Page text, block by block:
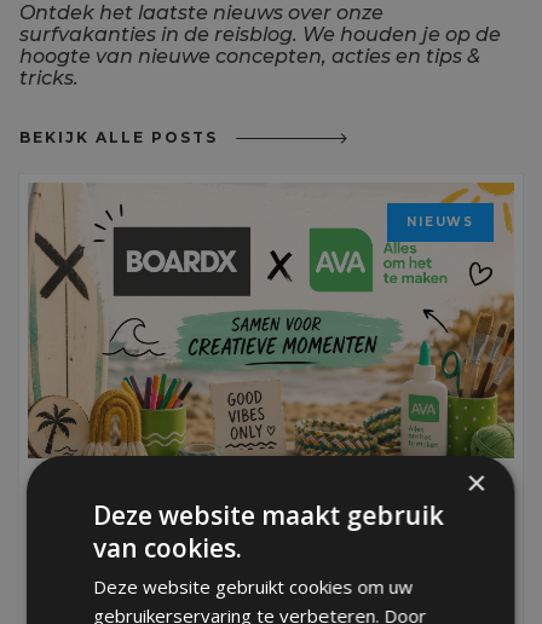
Ontdek het laatste nieuws over onze
surfvakanties in de reisblog. We houden je op de
hoogte van nieuwe concepten, acties en tips &
tricks.
BEKIJK ALLE POSTS
NIEUWS
NIEUWE SAMENWERKING MET AVA: TIJD
OM CREATIEF TE ONTPRIKKELEN
Surfen, beachgames, skateboards, sunsets en avontuur. Op
×
Deze website maakt gebruik
van cookies.
Deze website gebruikt cookies om uw
gebruikerservaring te verbeteren. Door